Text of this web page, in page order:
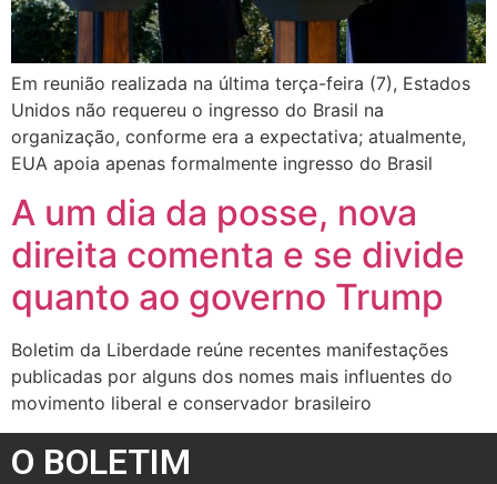
Em reunião realizada na última terça-feira (7), Estados
Unidos não requereu o ingresso do Brasil na
organização, conforme era a expectativa; atualmente,
EUA apoia apenas formalmente ingresso do Brasil
A um dia da posse, nova
direita comenta e se divide
quanto ao governo Trump
Boletim da Liberdade reúne recentes manifestações
publicadas por alguns dos nomes mais influentes do
movimento liberal e conservador brasileiro
O BOLETIM